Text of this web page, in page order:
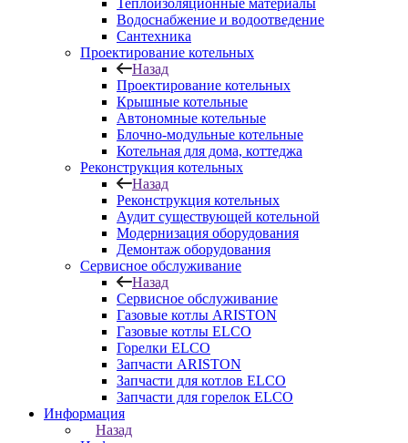
Теплоизоляционные материалы
Водоснабжение и водоотведение
Сантехника
Проектирование котельных
Назад
Проектирование котельных
Крышные котельные
Автономные котельные
Блочно-модульные котельные
Котельная для дома, коттеджа
Реконструкция котельных
Назад
Реконструкция котельных
Аудит существующей котельной
Модернизация оборудования
Демонтаж оборудования
Сервисное обслуживание
Назад
Сервисное обслуживание
Газовые котлы ARISTON
Газовые котлы ELCO
Горелки ELCO
Запчасти ARISTON
Запчасти для котлов ELCO
Запчасти для горелок ELCO
Информация
Назад